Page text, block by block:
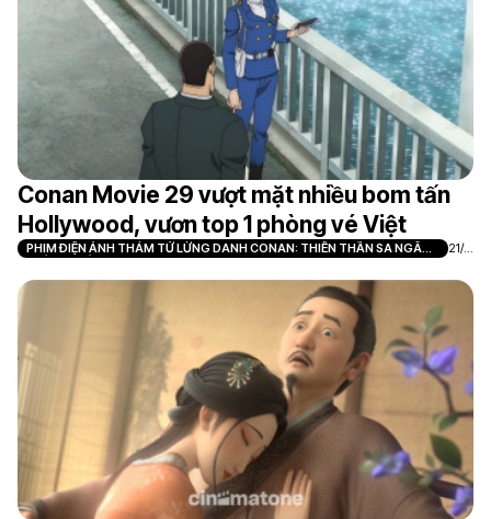
Conan Movie 29 vượt mặt nhiều bom tấn
Hollywood, vươn top 1 phòng vé Việt
PHIM ĐIỆN ẢNH THÁM TỬ LỪNG DANH CONAN: THIÊN THẦN SA NGÃ
TRÊN XA LỘ
21/0